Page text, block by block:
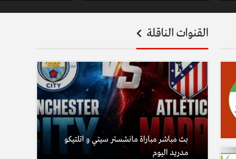
القنوات الناقلة
بث مباشر مباراة مانشستر سيتي و اتلتيكو
مدريد اليوم